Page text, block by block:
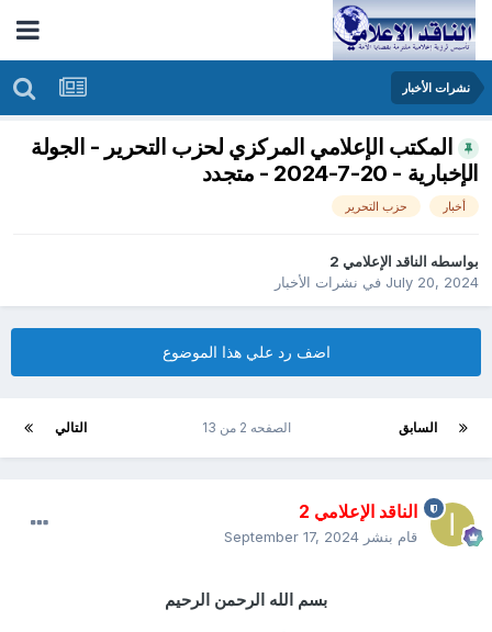
نشرات الأخبار
المكتب الإعلامي المركزي لحزب التحرير - الجولة
الإخبارية - 20-7-2024 - متجدد
أخبار حزب التحرير
بواسطهالناقد الإعلامي 2
July 20, 2024في نشرات الأخبار
اضف رد علي هذا الموضوع
السابق التالي الصفحه 2 من 13
الناقد الإعلامي 2
قام بنشر September 17, 2024
بسم الله الرحمن الرحيم